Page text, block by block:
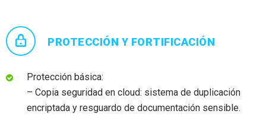
PROTECCIÓN Y FORTIFICACIÓN
Protección básica:
– Copia seguridad en cloud: sistema de duplicación
encriptada y resguardo de documentación sensible.